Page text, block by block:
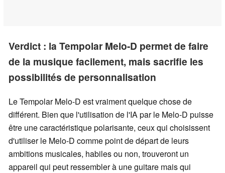
Verdict : la Tempolar Melo-D permet de faire
de la musique facilement, mais sacrifie les
possibilités de personnalisation
Le Tempolar Melo-D est vraiment quelque chose de
différent. Bien que l'utilisation de l'IA par le Melo-D puisse
être une caractéristique polarisante, ceux qui choisissent
d'utiliser le Melo-D comme point de départ de leurs
ambitions musicales, habiles ou non, trouveront un
appareil qui peut ressembler à une guitare mais qui